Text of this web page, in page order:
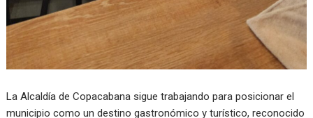
La Alcaldía de Copacabana sigue trabajando para posicionar el
municipio como un destino gastronómico y turístico, reconocido